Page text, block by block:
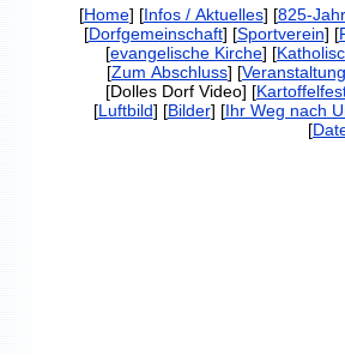
[Home] [Infos / Aktuelles] [825-
[Dorfgemeinschaft] [Sportverein] [
[evangelische Kirche] [
[Zum Abschluss] [
[Dolles Dorf Video] [
[Luftbild] [Bilder] [Ihr Weg nach
[